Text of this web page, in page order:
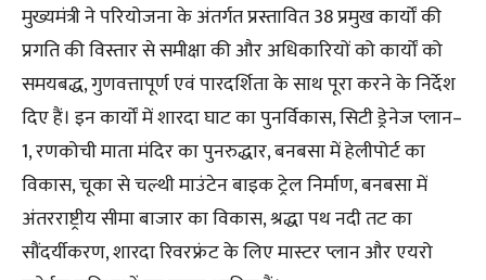
मुख्यमंत्री ने परियोजना के अंतर्गत प्रस्तावित 38 प्रमुख कार्यों की
प्रगति की विस्तार से समीक्षा की और अधिकारियों को कार्यों को
समयबद्ध, गुणवत्तापूर्ण एवं पारदर्शिता के साथ पूरा करने के निर्देश
दिए हैं। इन कार्यों में शारदा घाट का पुनर्विकास, सिटी ड्रेनेज प्लान–
1, रणकोची माता मंदिर का पुनरुद्धार, बनबसा में हेलीपोर्ट का
विकास, चूका से चल्थी माउंटेन बाइक ट्रेल निर्माण, बनबसा में
अंतरराष्ट्रीय सीमा बाजार का विकास, श्रद्धा पथ नदी तट का
सौंदर्यीकरण, शारदा रिवरफ्रंट के लिए मास्टर प्लान और एयरो